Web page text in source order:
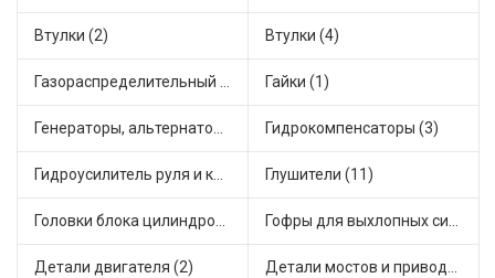
Втулки (2) Втулки (4)
Газораспределительный механизм (1) Гайки (1)
Генераторы, альтернаторы и комплектующие (10) Гидрокомпенсаторы (3)
Гидроусилитель руля и комплектующие (1) Глушители (11)
Головки блока цилиндров (1) Гофры для выхлопных систем (2)
Детали двигателя (2) Детали мостов и привода трансмиссии (9)